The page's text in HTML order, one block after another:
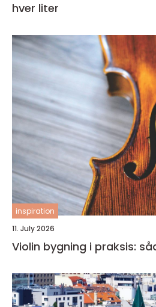
hver liter
inspiration
11. July 2026
Violin bygning i praksis: